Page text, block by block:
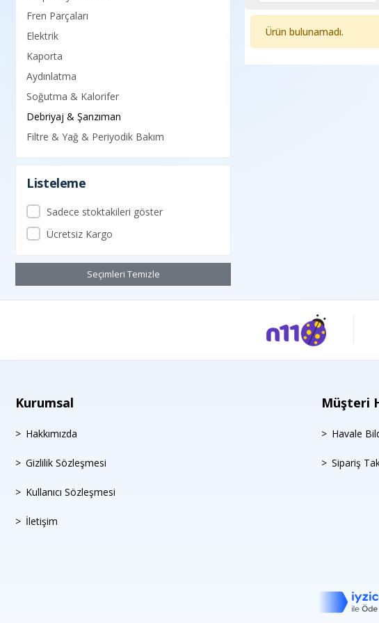
Fren Parçaları
Elektrik
Kaporta
Aydınlatma
Soğutma & Kalorifer
Debriyaj & Şanzıman
Filtre & Yağ & Periyodik Bakım
Listeleme
Sadece stoktakileri göster
Ücretsiz Kargo
Seçimleri Temizle
Ürün bulunamadı.
Kurumsal
Hakkımızda
Gizlilik Sözleşmesi
Kullanıcı Sözleşmesi
İletişim
Müşteri
Havale
Sipariş